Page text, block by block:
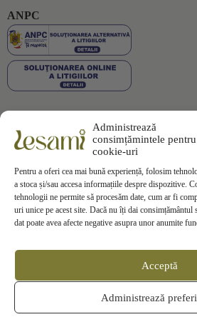
ANPC
Plata securizată
Informații
Politica de Retur
Administrează
consimțămintele pentru
cookie-uri
Pentru a oferi cea mai bună experiență, folosim
a stoca și/sau accesa informațiile despre dispozitive.
tehnologii ne permite să procesăm date, cum ar fi
uri unice pe acest site. Dacă nu îți dai
dat poate avea afecte negative asupra unor anumite
Acceptă
Administrează